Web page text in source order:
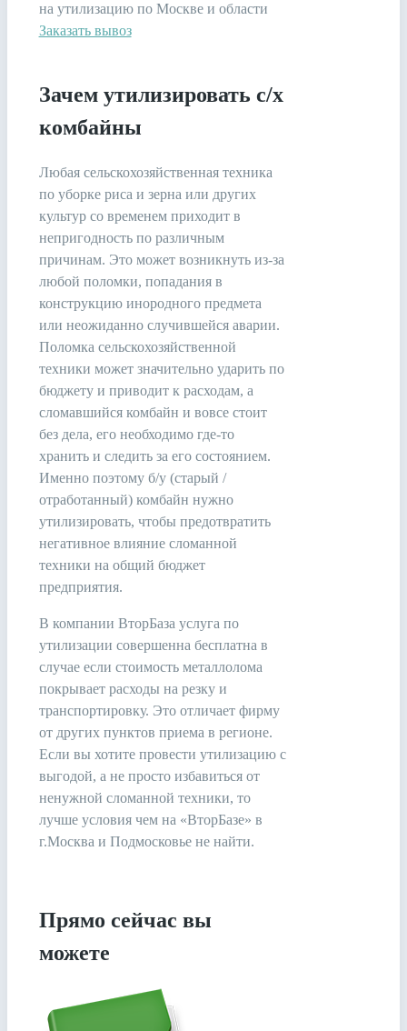
на утилизацию по Москве и области
Заказать вывоз
Зачем утилизировать с/х
комбайны
Любая сельскохозяйственная техника
по уборке риса и зерна или других
культур со временем приходит в
непригодность по различным
причинам. Это может возникнуть из-за
любой поломки, попадания в
конструкцию инородного предмета
или неожиданно случившейся аварии.
Поломка сельскохозяйственной
техники может значительно ударить по
бюджету и приводит к расходам, а
сломавшийся комбайн и вовсе стоит
без дела, его необходимо где-то
хранить и следить за его состоянием.
Именно поэтому б/у (старый /
отработанный) комбайн нужно
утилизировать, чтобы предотвратить
негативное влияние сломанной
техники на общий бюджет
предприятия.
В компании ВторБаза услуга по
утилизации совершенна бесплатна в
случае если стоимость металлолома
покрывает расходы на резку и
транспортировку. Это отличает фирму
от других пунктов приема в регионе.
Если вы хотите провести утилизацию с
выгодой, а не просто избавиться от
ненужной сломанной техники, то
лучше условия чем на «ВторБазе» в
г.Москва и Подмосковье не найти.
Прямо сейчас вы
можете